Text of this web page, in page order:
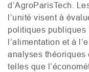
d’AgroParisTech.
l’unité visent à
politiques publiques
l’alimentation et à
analyses théoriques
telles que